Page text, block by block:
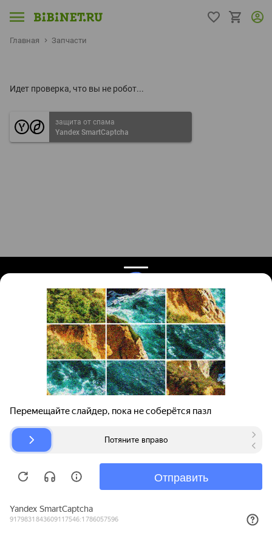
Главная Запчасти
Идет проверка, что вы не робот...
защита от спама
Yandex SmartCaptcha
Поиск запчастей
Для автокомпаний
Авторазборки
О проекте
Помощь
Карта сайта
© bibinet.ru - система поиска запчастей,
Copyright 2010-2026 Все права защищены